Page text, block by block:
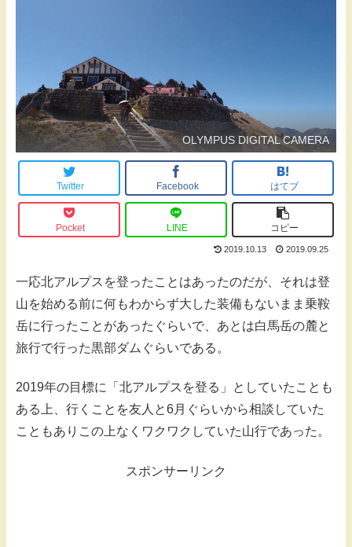
OLYMPUS DIGITAL CAMERA
Twitter Facebook はてブ
Pocket LINE コピー
2019.10.13 2019.09.25
一応北アルプスを登ったことはあったのだが、それは登
山を始める前に何もわからず大した装備もないまま乗鞍
岳に行ったことがあったぐらいで、あとは白馬岳の麓と
旅行で行った黒部ダムぐらいである。
2019年の目標に「北アルプスを登る」としていたことも
ある上、行くことを友人と6月ぐらいから相談していた
こともありこの上なくワクワクしていた山行であった。
スポンサーリンク